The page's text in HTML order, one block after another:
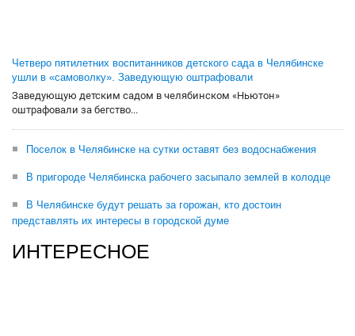
Четверо пятилетних воспитанников детского сада в Челябинске
ушли в «самоволку». Заведующую оштрафовали
Заведующую детским садом в челябинском «Ньютон»
оштрафовали за бегство...
Поселок в Челябинске на сутки оставят без водоснабжения
В пригороде Челябинска рабочего засыпало землей в колодце
В Челябинске будут решать за горожан, кто достоин
представлять их интересы в городской думе
ИНТЕРЕСНОЕ